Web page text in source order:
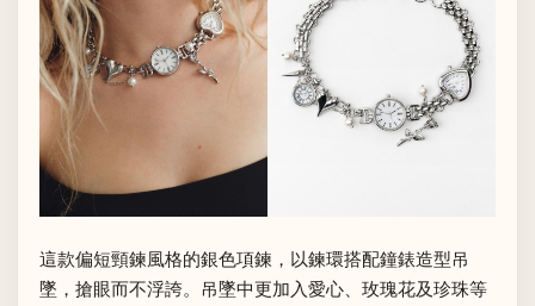
這款偏短頸鍊風格的銀色項鍊，以鍊環搭配鐘錶造型吊
墜，搶眼而不浮誇。吊墜中更加入愛心、玫瑰花及珍珠等